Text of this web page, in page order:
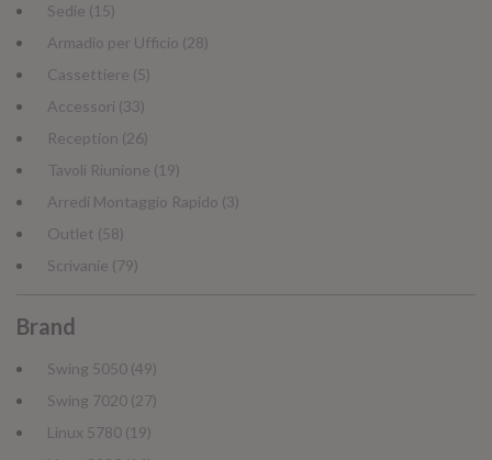
Sedie (15)
Armadio per Ufficio (28)
Cassettiere (5)
Accessori (33)
Reception (26)
Tavoli Riunione (19)
Arredi Montaggio Rapido (3)
Outlet (58)
Scrivanie (79)
Brand
Swing 5050 (49)
Swing 7020 (27)
Linux 5780 (19)